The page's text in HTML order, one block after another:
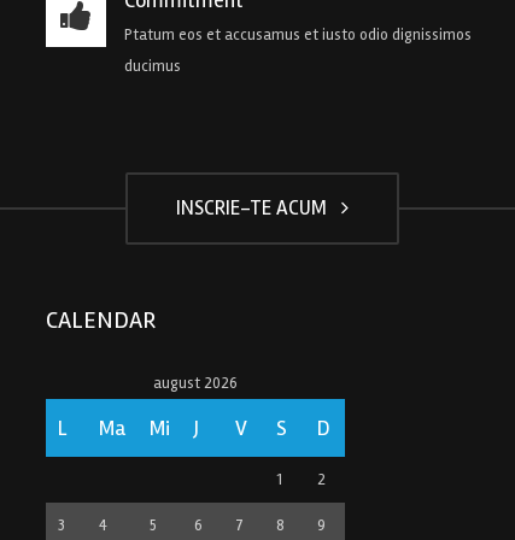
Ptatum eos et accusamus et iusto odio dignissimos
ducimus
INSCRIE-TE ACUM
CALENDAR
august 2026
L Ma Mi J V S D
1 2
3 4 5 6 7 8 9